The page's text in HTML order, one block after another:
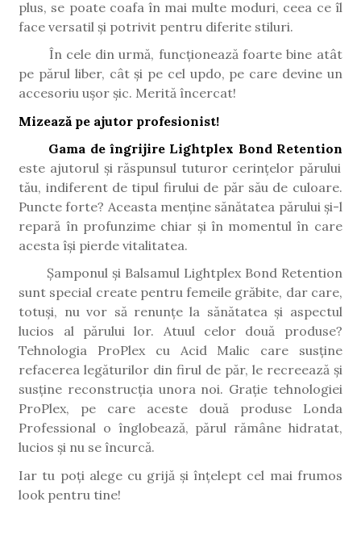
plus, se poate coafa în mai multe moduri, ceea ce îl
face versatil și potrivit pentru diferite stiluri.
În cele din urmă, funcționează foarte bine atât
pe părul liber, cât și pe cel updo, pe care devine un
accesoriu ușor șic. Merită încercat!
Mizează pe ajutor profesionist!
Gama de îngrijire Lightplex Bond Retention
este ajutorul și răspunsul tuturor cerințelor părului
tău, indiferent de tipul firului de păr său de culoare.
Puncte forte? Aceasta menține sănătatea părului și-l
repară în profunzime chiar și în momentul în care
acesta își pierde vitalitatea.
Șamponul și Balsamul Lightplex Bond Retention
sunt special create pentru femeile grăbite, dar care,
totuși, nu vor să renunțe la sănătatea și aspectul
lucios al părului lor. Atuul celor două produse?
Tehnologia ProPlex cu Acid Malic care susține
refacerea legăturilor din firul de păr, le recreează și
susține reconstrucția unora noi. Grație tehnologiei
ProPlex, pe care aceste două produse Londa
Professional o înglobează, părul rămâne hidratat,
lucios și nu se încurcă.
Iar tu poți alege cu grijă și înțelept cel mai frumos
look pentru tine!